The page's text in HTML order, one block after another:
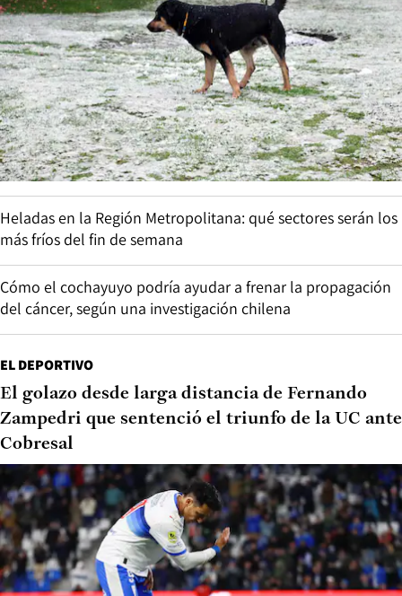
Heladas en la Región Metropolitana: qué sectores serán los
más fríos del fin de semana
Cómo el cochayuyo podría ayudar a frenar la propagación
del cáncer, según una investigación chilena
EL DEPORTIVO
El golazo desde larga distancia de Fernando
Zampedri que sentenció el triunfo de la UC ante
Cobresal